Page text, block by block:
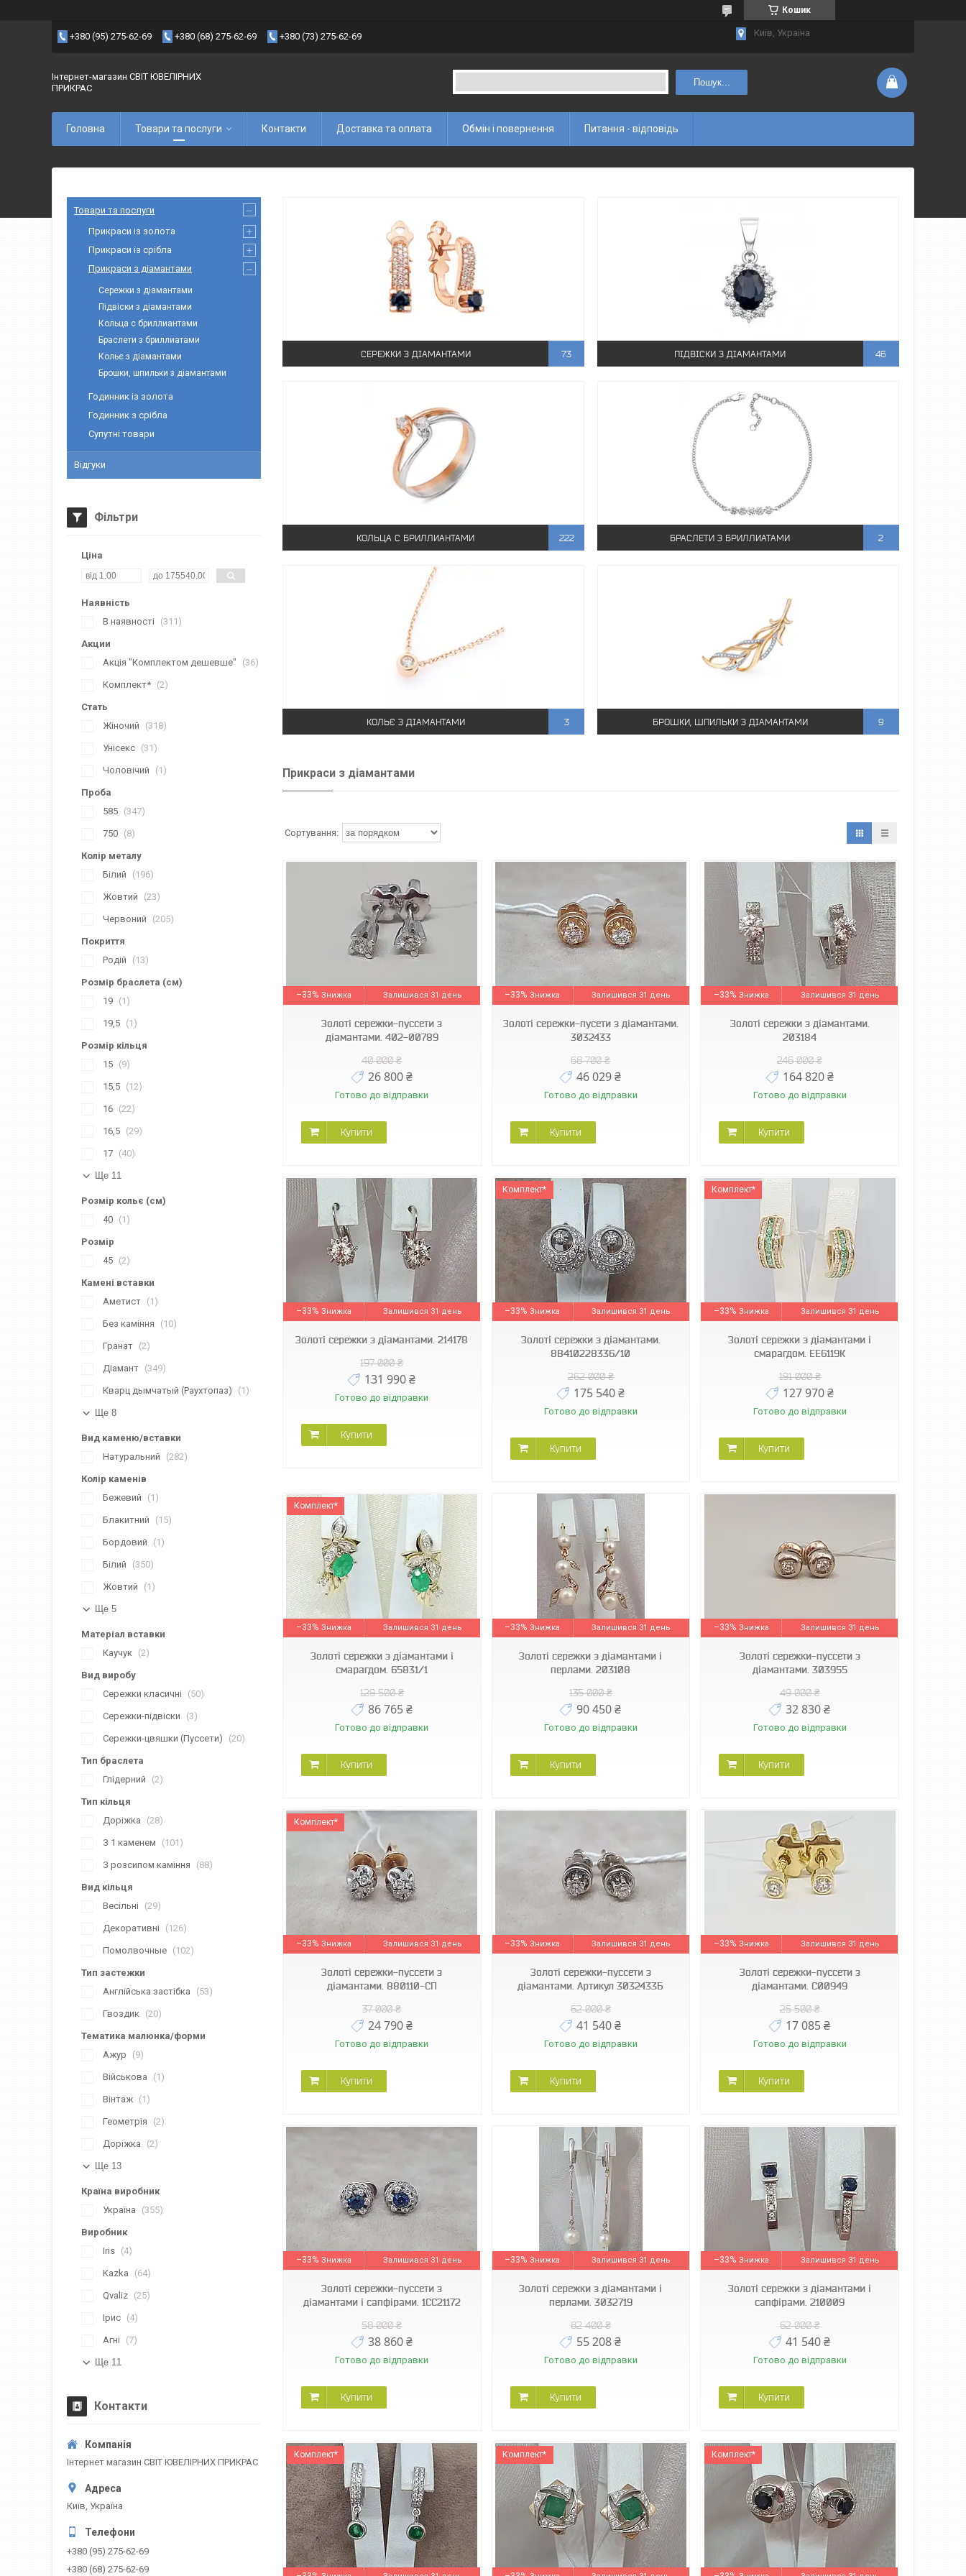
Кошик
+380 (95) 275-62-69 +380 (68) 275-62-69 +380 (73) 275-62-69 Київ, Україна
Інтернет-магазин СВІТ ЮВЕЛІРНИХ
ПРИКРАС
Пошук...
Головна Товари та послуги Контакти Доставка та оплата Обмін і повернення Питання - відповідь
СЕРЕЖКИ З ДІАМАНТАМИ 73 ПІДВІСКИ З ДІАМАНТАМИ 46
КОЛЬЦА С БРИЛЛИАНТАМИ 222 БРАСЛЕТИ З БРИЛЛИАТАМИ 2
КОЛЬЄ З ДІАМАНТАМИ 3 БРОШКИ, ШПИЛЬКИ З ДІАМАНТАМИ 9
Прикраси з діамантами
Б40200789
–33%
Залишився 31 день
Золоті сережки-пуссети з
діамантами. 402-00789
40 000 ₴
26 800 ₴
Готово до відправки
Купити
–33%
Залишився 31 день
Золоті сережки-пусети з діамантами.
3032433
68 700 ₴
46 029 ₴
Готово до відправки
Купити
–33%
Залишився 31 день
Золоті сережки з діамантами.
203184
246 000 ₴
164 820 ₴
Готово до відправки
Купити
–33%
Залишився 31 день
Золоті сережки з діамантами. 214178
197 000 ₴
131 990 ₴
Готово до відправки
Купити
8В410228336/10
Комплект*
–33% Залишився 31 день
Золоті сережки з діамантами.
8В410228336/10
262 000 ₴
175 540 ₴
Готово до відправки
Купити
Комплект*
–33% Залишився 31 день
Золоті сережки з діамантами і
смарагдом. ЕЕ6119К
191 000 ₴
127 970 ₴
Готово до відправки
Купити
65831/1
Комплект*
–33% Залишився 31 день
Золоті сережки з діамантами і
смарагдом. 65831/1
129 500 ₴
86 765 ₴
Готово до відправки
Купити
203108
–33%
Залишився 31 день
Золоті сережки з діамантами і
перлами. 203108
135 000 ₴
90 450 ₴
Готово до відправки
Купити
303955
–33%
Залишився 31 день
Золоті сережки-пуссети з
діамантами. 303955
49 000 ₴
32 830 ₴
Готово до відправки
Купити
880110СП
Комплект*
–33% Залишився 31 день
Золоті сережки-пуссети з
діамантами. 880110-СП
37 000 ₴
24 790 ₴
Готово до відправки
Купити
3032433Б
–33%
Залишився 31 день
Золоті сережки-пуссети з
діамантами. Артикул 3032433Б
62 000 ₴
41 540 ₴
Готово до відправки
Купити
–33%
Залишився 31 день
Золоті сережки-пуссети з
діамантами. С00949
25 500 ₴
17 085 ₴
Готово до відправки
Купити
–33%
Залишився 31 день
Золоті сережки-пуссети з
діамантами і сапфірами. 1СС21172
58 000 ₴
38 860 ₴
Готово до відправки
Купити
3032719
–33%
Залишився 31 день
Золоті сережки з діамантами і
перлами. 3032719
82 400 ₴
55 208 ₴
Готово до відправки
Купити
210009
–33%
Залишився 31 день
Золоті сережки з діамантами і
сапфірами. 210009
62 000 ₴
41 540 ₴
Готово до відправки
Купити
Комплект*
22287
Комплект* Комплект*
Товари та послуги
Прикраси із золота
Прикраси із срібла
Прикраси з діамантами
Сережки з діамантами
Підвіски з діамантами
Кольца с бриллиантами
Браслети з бриллиатами
Кольє з діамантами
Брошки, шпильки з діамантами
Годинник із золота
Годинник з срібла
Супутні товари
Відгуки
Фільтри
Ціна
Наявність
В наявності
311
Акции
Акція "Комплектом дешевше"
36
Комплект* 2
Стать
Жіночий
318
Унісекс 31
Чоловічий 1
Проба
585
347
750 8
Колір металу
Білий
196
Жовтий 23
Червоний 205
Покриття
Родій
13
Розмір браслета (см)
19
1
19,5 1
Розмір кільця
15
9
15,5 12
16 22
16,5 29
17 40
Ще 11
Розмір кольє (см)
40
1
Розмір
45
2
Камені вставки
Аметист
1
Без каміння 10
Гранат 2
Діамант 349
Кварц дымчатый (Раухтопаз) 1
Ще 8
Вид каменю/вставки
Натуральний
282
Колір каменів
Бежевий
1
Блакитний 15
Бордовий 1
Білий 350
Жовтий 1
Ще 5
Матеріал вставки
Каучук
2
Вид виробу
Сережки класичні
50
Сережки-підвіски 3
Сережки-цвяшки (Пуссети) 20
Тип браслета
Глідерний
2
Тип кільця
Доріжка
28
З 1 каменем 101
З розсипом каміння 88
Вид кільця
Весільні
29
Декоративні 126
Помолвочные 102
Тип застежки
Англійська застібка
53
Гвоздик 20
Тематика малюнка/форми
Ажур
9
Військова 1
Вінтаж 1
Геометрія 2
Доріжка 2
Ще 13
Країна виробник
Україна
355
Виробник
Iris
4
Kazka 64
Qvaliz 25
Ірис 4
Агні 7
Ще 11
Контакти
Інтернет магазин СВІТ ЮВЕЛІРНИХ ПРИКРАС
Київ, Україна
+380 (95) 275-62-69
+380 (68) 275-62-69